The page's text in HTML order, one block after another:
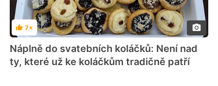
Hodnocení
7×
Náplně do svatebních koláčků: Není nad
ty, které už ke koláčkům tradičně patří